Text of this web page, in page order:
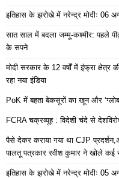
इतिहास के झरोखे में नरेन्द्र मोदीः 06
सात साल में बदला जम्मू-कश्मीर: पहले
के सपने
मोदी सरकार के 12 वर्षों में इंफ्रा क्षेत्र
रहा नया इंडिया
PoK में बहता बेकसूरों का खून और
FCRA चक्रव्यूह : विदेशी चंदे से
पैसे देकर कराया गया था CJP
पालतू पत्रकार रवीश कुमार ने खोले कई
इतिहास के झरोखे में नरेन्द्र मोदीः 05